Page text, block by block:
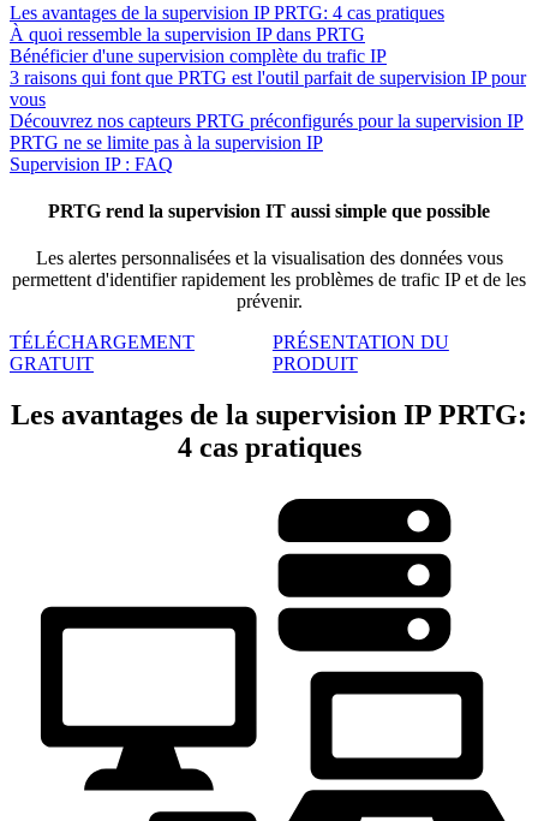
Les avantages de la supervision IP PRTG: 4 cas pratiques
À quoi ressemble la supervision IP dans PRTG
Bénéficier d'une supervision complète du trafic IP
3 raisons qui font que PRTG est l'outil parfait de supervision IP pour
vous
Découvrez nos capteurs PRTG préconfigurés pour la supervision IP
PRTG ne se limite pas à la supervision IP
Supervision IP : FAQ
PRTG rend la supervision IT aussi simple que possible
Les alertes personnalisées et la visualisation des données vous
permettent d'identifier rapidement les problèmes de trafic IP et de les
prévenir.
TÉLÉCHARGEMENT
GRATUIT
PRÉSENTATION DU
PRODUIT
Les avantages de la supervision IP PRTG:
4 cas pratiques